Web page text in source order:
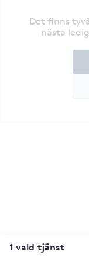
Det finns
nästa
1 vald tjänst